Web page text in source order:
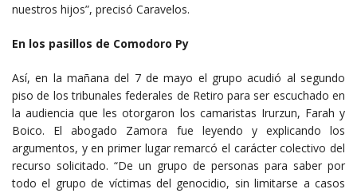
nuestros hijos”, precisó Caravelos.
En los pasillos de Comodoro Py
Así, en la mañana del 7 de mayo el grupo acudió al segundo
piso de los tribunales federales de Retiro para ser escuchado en
la audiencia que les otorgaron los camaristas Irurzun, Farah y
Boico. El abogado Zamora fue leyendo y explicando los
argumentos, y en primer lugar remarcó el carácter colectivo del
recurso solicitado. “De un grupo de personas para saber por
todo el grupo de víctimas del genocidio, sin limitarse a casos